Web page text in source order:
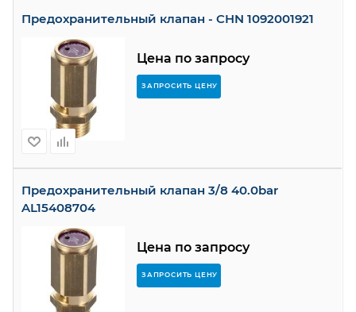
Предохранительный клапан - CHN 1092001921
Цена по запросу
ЗАПРОСИТЬ ЦЕНУ
Предохранительный клапан 3/8 40.0bar
AL15408704
Цена по запросу
ЗАПРОСИТЬ ЦЕНУ